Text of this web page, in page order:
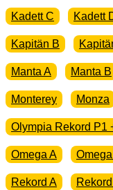
Kadett C Kadett
Kapitän B
Manta A Manta B
Monterey Monza
Olympia Rekord P1
Omega A
Rekord A